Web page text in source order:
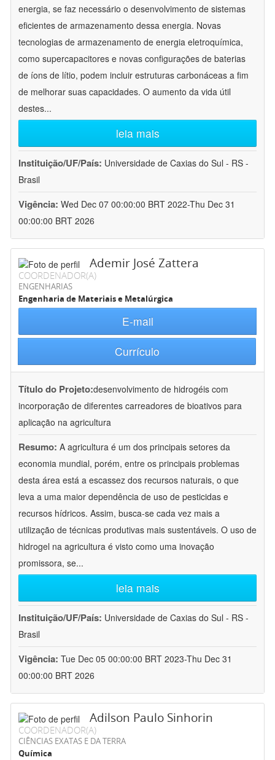
energia, se faz necessário o desenvolvimento de sistemas
eficientes de armazenamento dessa energia. Novas
tecnologias de armazenamento de energia eletroquímica,
como supercapacitores e novas configurações de baterias
de íons de lítio, podem incluir estruturas carbonáceas a fim
de melhorar suas capacidades. O aumento da vida útil
destes...
leia mais
Instituição/UF/País: Universidade de Caxias do Sul - RS -
Brasil
Vigência: Wed Dec 07 00:00:00 BRT 2022-Thu Dec 31
00:00:00 BRT 2026
Ademir José Zattera
COORDENADOR(A)
ENGENHARIAS
Engenharia de Materiais e Metalúrgica
E-mail
Currículo
Título do Projeto:desenvolvimento de hidrogéis com
incorporação de diferentes carreadores de bioativos para
aplicação na agricultura
Resumo: A agricultura é um dos principais setores da
economia mundial, porém, entre os principais problemas
desta área está a escassez dos recursos naturais, o que
leva a uma maior dependência de uso de pesticidas e
recursos hídricos. Assim, busca-se cada vez mais a
utilização de técnicas produtivas mais sustentáveis. O uso de
hidrogel na agricultura é visto como uma inovação
promissora, se...
leia mais
Instituição/UF/País: Universidade de Caxias do Sul - RS -
Brasil
Vigência: Tue Dec 05 00:00:00 BRT 2023-Thu Dec 31
00:00:00 BRT 2026
Adilson Paulo Sinhorin
COORDENADOR(A)
CIÊNCIAS EXATAS E DA TERRA
Química